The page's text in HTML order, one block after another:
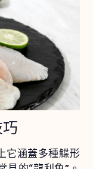
它涵蓋多種鰈形